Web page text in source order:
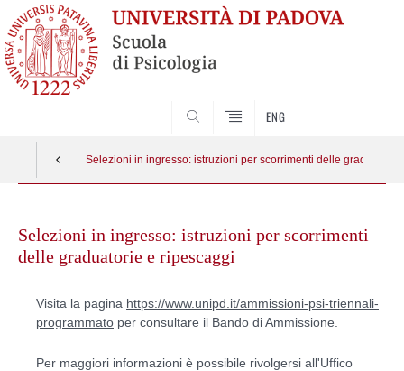
ENG
Selezioni in ingresso: istruzioni per scorrimenti delle graduatorie
contentSelezioni in ingresso: istruzioni per scorrimenti
delle graduatorie e ripescaggi
Visita la pagina https://www.unipd.it/ammissioni-psi-triennali-
programmato per consultare il Bando di Ammissione.
Per maggiori informazioni è possibile rivolgersi all'Uffico